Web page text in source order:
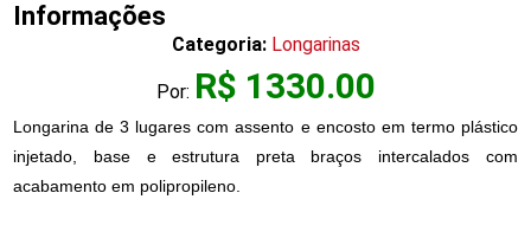
Informações
Categoria: Longarinas
Por: R$ 1330.00
Longarina de 3 lugares com assento e encosto em termo plástico
injetado, base e estrutura preta braços intercalados com
acabamento em polipropileno.